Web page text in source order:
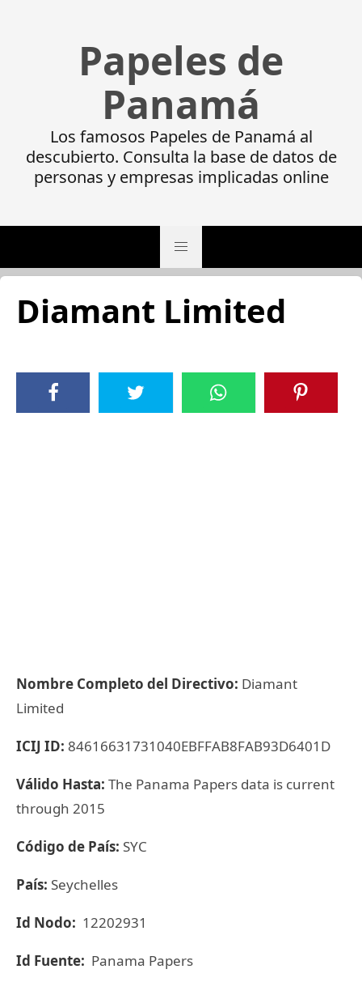
Papeles de
Panamá
Los famosos Papeles de Panamá al
descubierto. Consulta la base de datos de
personas y empresas implicadas online
Diamant Limited
Nombre Completo del Directivo: Diamant
Limited
ICIJ ID: 84616631731040EBFFAB8FAB93D6401D
Válido Hasta: The Panama Papers data is current
through 2015
Código de País: SYC
País: Seychelles
Id Nodo: 12202931
Id Fuente: Panama Papers